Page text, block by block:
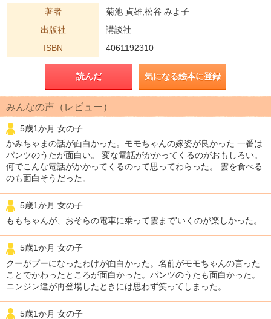
著者
菊池 貞雄,松谷 みよ子
出版社
講談社
ISBN
4061192310
読んだ 気になる絵本に登録
みんなの声（レビュー）
5歳1か月 女の子
かみちゃまの話が面白かった。モモちゃんの嫁姿が良かった 一番は
パンツのうたが面白い。 変な電話がかかってくるのがおもしろい。
何でこんな電話がかかってくるのって思ってわらった。 雲を食べる
のも面白そうだった。
5歳1か月 女の子
ももちゃんが、おそらの電車に乗って雲まで'いくのが楽しかった。
5歳1か月 女の子
クーがプーになったわけが面白かった。名前がモモちゃんの言った
ことでかわったところが面白かった。パンツのうたも面白かった。
ニンジン達が再登場したときには思わず笑ってしまった。
5歳1か月 女の子